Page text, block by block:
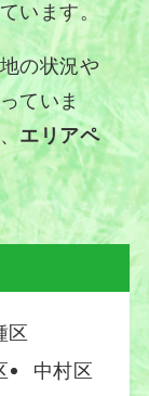
います。
の状況や
ていま
エリアペ
区
中村区